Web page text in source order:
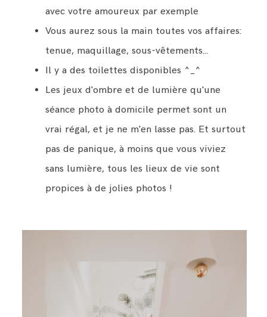
avec votre amoureux par exemple
Vous aurez sous la main toutes vos affaires:
tenue, maquillage, sous-vêtements...
Il y a des toilettes disponibles ^_^
Les jeux d'ombre et de lumière qu'une
séance photo à domicile permet sont un
vrai régal, et je ne m'en lasse pas. Et surtout
pas de panique, à moins que vous viviez
sans lumière, tous les lieux de vie sont
propices à de jolies photos !